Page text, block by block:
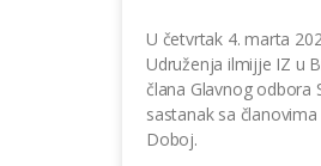
U četvrtak 4. marta
Udruženja ilmijje IZ u
člana Glavnog odbora
sastanak sa
Doboj.